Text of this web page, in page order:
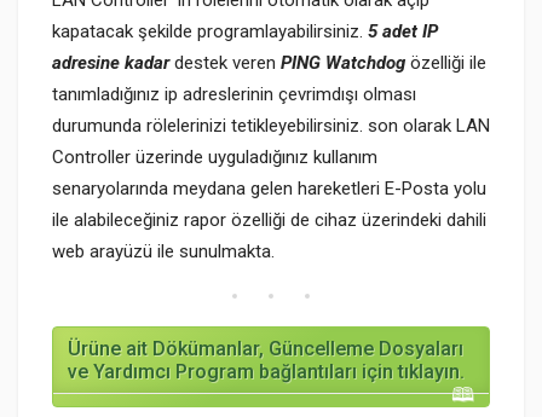
kapatacak şekilde programlayabilirsiniz. 5 adet IP
adresine kadardestek veren PING Watchdog özelliği ile
tanımladığınız ip adreslerinin çevrimdışı olması
durumunda rölelerinizi tetikleyebilirsiniz. son olarak LAN
Controller üzerinde uyguladığınız kullanım
senaryolarında meydana gelen hareketleri E-Posta yolu
ile alabileceğiniz rapor özelliği de cihaz üzerindeki dahili
web arayüzü ile sunulmakta.
Ürüne ait Dökümanlar, Güncelleme Dosyaları
ve Yardımcı Program bağlantıları için tıklayın.